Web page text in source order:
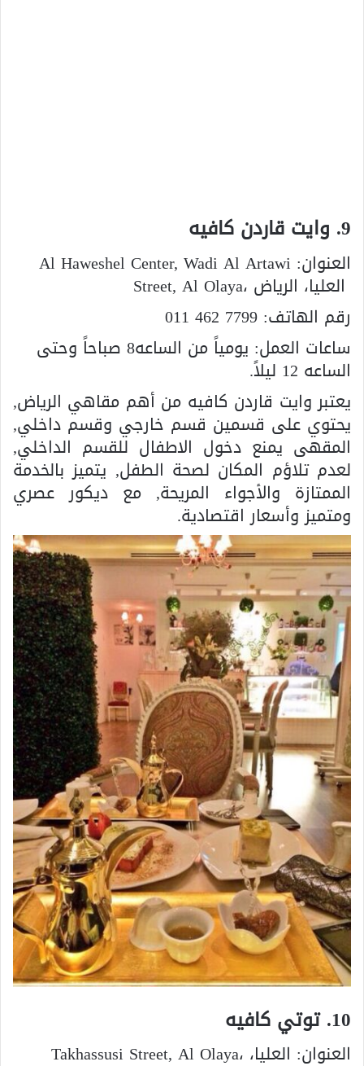
9. وايت قاردن كافيه
العنوان: Al Haweshel Center, Wadi Al Artawi
رقم الهاتف: 011 462 7799
ساعات العمل: يومياً من الساعه8 صباحاً وحتى
الساعه 12 ليلاً.
يعتبر وايت قاردن كافيه من أهم مقاهي الرياض,
يحتوي على قسمين قسم خارجي وقسم داخلي,
المقهى يمنع دخول الاطفال للقسم الداخلي,
لعدم تلاؤم المكان لصحة الطفل, يتميز بالخدمة
الممتازة والأجواء المريحة, مع ديكور عصري
ومتميز وأسعار اقتصادية.
10. توتي كافيه
العنوان: Takhassusi Street, Al Olaya، العليا،